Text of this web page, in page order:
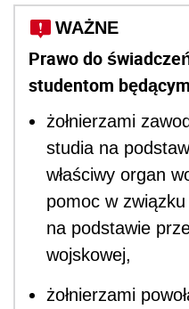
WAŻNE
Prawo do
studentom
żołnierzami
studia na
właściwy organ
pomoc w
na podstawie
wojskowej,
żołnierzami